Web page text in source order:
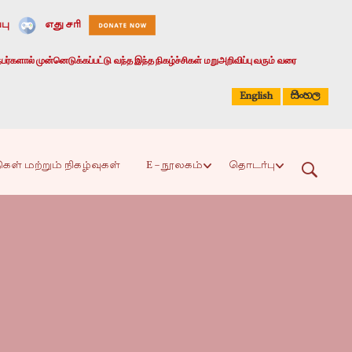
எது சரி
முன்னெடுக்கப்பட்டு வந்த இந்த நிகழ்ச்சிகள் மறுஅறிவிப்பு வரும் வரை
English සිංහල
மற்றும் நிகழ்வுகள் E – நூலகம் தொடர்பு